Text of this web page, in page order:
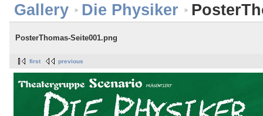
Gallery Die Physiker
PosterThomas-Seite001.png
first previous